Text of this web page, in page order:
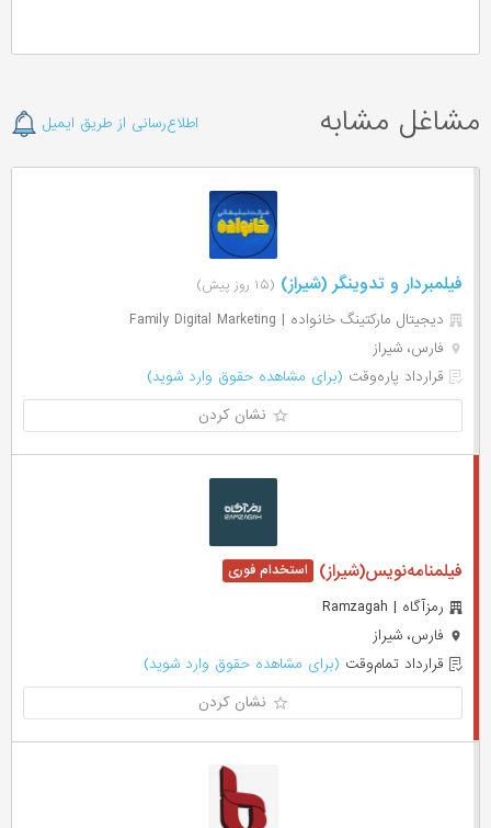
مشاغل مشابه اطلاع‌رسانی از طریق ایمیل
فیلمبردار و تدوینگر (شیراز) (۱۵ روز پیش)
دیجیتال مارکتینگ خانواده | Family Digital Marketing
فارس، شیراز
قرارداد پاره‌وقت (برای مشاهده حقوق وارد شوید)
نشان کردن
فیلمنامه‌نویس(شیراز)
رمزآگاه | Ramzagah
فارس، شیراز
قرارداد تمام‌وقت (برای مشاهده حقوق وارد شوید)
نشان کردن